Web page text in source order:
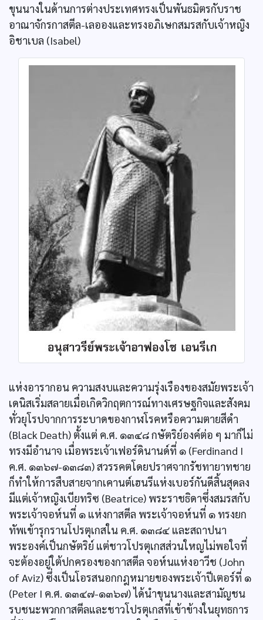
ขุนนางในด้านการต่างประเทศทรงเป็นพันธมิตรกับราช
อาณาจักรกาสตีล-เลอองและทรงอภิเษกสมรสกับเจ้าหญิง
อิชาเบล (Isabel)
แห่งอารากอน ความสงบและความรุ่งเรืองของสมัยพระเจ้า
เดนิสเริ่มสลายเมื่อเกิดวิกฤตการณ์ทางเศรษฐกิจและสังคม
ทั่วยุโรปจากการระบาดของกาฬโรคหรือความตายสีดำ
(Black Death) ตั้งแต่ ค.ศ. ๑๓๔๘ กษัตริย์องค์ต่อ ๆ มาก็ไม่
ทรงมีอำนาจ เมื่อพระเจ้าเฟอร์ดินานด์ที่ ๑ (Ferdinand I
ค.ศ. ๑๓๖๗-๑๓๘๓) สวรรคตโดยปราศจากรัชทายาทชาย
ก็ทำให้การสืบสายจากเคานต์เฮนรีแห่งเบอร์กันดีสิ้นสุดลง
มีแต่เจ้าหญิงเบียทริซ (Beatrice) พระราชธิดาซึ่งสมรสกับ
พระเจ้าจอห์นที่ ๑ แห่งกาสตีล พระเจ้าจอห์นที่ ๑ ทรงยก
ทัพเข้ารุกรานโปรตุเกสใน ค.ศ. ๑๓๘๔ และสถาปนา
พระองค์เป็นกษัตริย์ แต่ชาวโปรตุเกสส่วนใหญไม่พอใจที่
จะต้องอยู่ใต้ปกครองของกาสตีล จอห์นแห่งอาวีช (John
of Aviz) ซึ่งเป็นโอรสนอกกฎหมายของพระเจ้าปีเตอร์ที่ ๑
(Peter I ค.ศ. ๑๓๔๗-๑๓๖๗) ได้นำขุนนางและสามัญชน
รบชนะพวกกาสตีลและชาวโปรตุเกสที่เข้าข้างในยุทธการ